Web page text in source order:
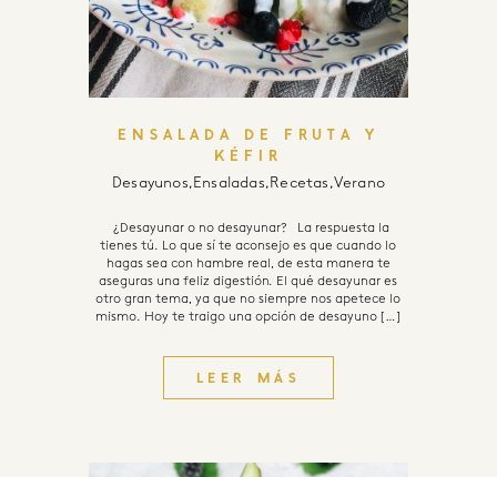
ENSALADA DE FRUTA Y
KÉFIR
Desayunos,Ensaladas,Recetas,Verano
¿Desayunar o no desayunar? La respuesta la
tienes tú. Lo que sí te aconsejo es que cuando lo
hagas sea con hambre real, de esta manera te
aseguras una feliz digestión. El qué desayunar es
otro gran tema, ya que no siempre nos apetece lo
mismo. Hoy te traigo una opción de desayuno […]
LEER MÁS